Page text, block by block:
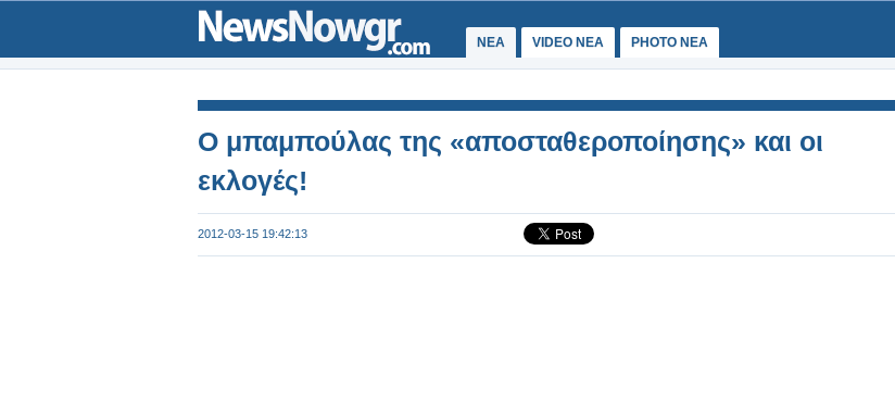
ΝΕΑ VIDEO NEA PHOTO NEA
Ο μπαμπούλας της «αποσταθεροποίησης» και οι
εκλογές!
2012-03-15 19:42:13